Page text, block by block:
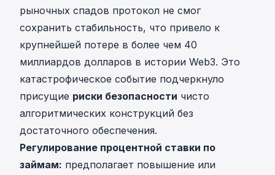
рыночных спадов протокол не смог
сохранить стабильность, что привело к
крупнейшей потере в более чем 40
миллиардов долларов в истории Web3. Это
катастрофическое событие подчеркнуло
присущие риски безопасности чисто
алгоритмических конструкций без
достаточного обеспечения.
Регулирование процентной ставки по
займам: предполагает повышение или